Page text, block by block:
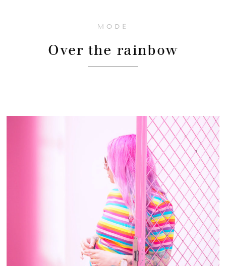
MODE
Over the rainbow